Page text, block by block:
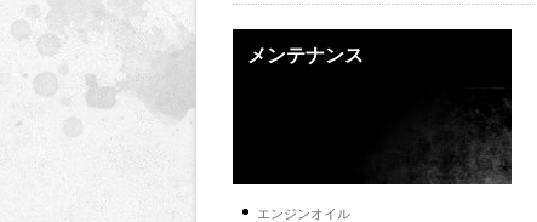
メンテナンス
エンジンオイル